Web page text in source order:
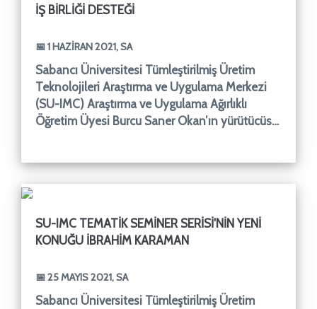
IŞ BIRLIĞI DESTEĞI
📅 1 HAZIRAN 2021, SA
Sabancı Üniversitesi Tümleştirilmiş Üretim
Teknolojileri Araştırma ve Uygulama Merkezi
(SU-IMC) Araştırma ve Uygulama Ağırlıklı
Öğretim Üyesi Burcu Saner Okan’ın yürütücüsü
SU-IMC TEMATIK SEMINER SERISI'NIN YENI
KONUĞU İBRAHIM KARAMAN
📅 25 MAYIS 2021, SA
Sabancı Üniversitesi Tümleştirilmiş Üretim